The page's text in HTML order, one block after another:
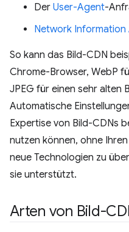
Der User-Agent-
Network Information
So kann das Bild-CDN
Chrome-Browser, WebP
JPEG für einen sehr alten
Automatische
Expertise von Bild-CDNs
nutzen können, ohne
neue Technologien zu
sie unterstützt.
Arten von Bild-